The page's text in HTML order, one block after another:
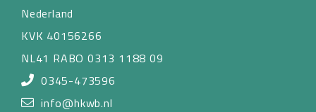
Nederland
KVK 40156266
NL41 RABO 0313 1188 09
0345-473596
info@hkwb.nl